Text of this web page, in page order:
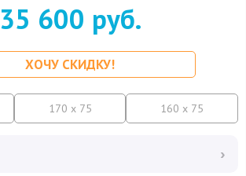
35 600 руб.
ХОЧУ СКИДКУ!
170 x 75 160 x 75
›